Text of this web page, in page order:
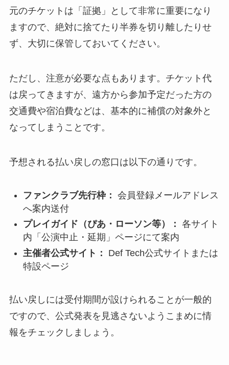
元のチケットは「証拠」として非常に重要になり
ますので、絶対に捨てたり半券を切り離したりせ
ず、大切に保管しておいてください。
ただし、注意が必要な点もあります。チケット代
は戻ってきますが、遠方から参加予定だった方の
交通費や宿泊費などは、基本的に補償の対象外と
なってしまうことです。
予想される払い戻しの窓口は以下の通りです。
ファンクラブ先行枠： 会員登録メールアドレス
へ案内送付
プレイガイド（ぴあ・ローソン等）： 各サイト
内「公演中止・延期」ページにて案内
主催者公式サイト：
Def Tech公式サイトまたは
特設ページ
払い戻しには受付期間が設けられることが一般的
ですので、公式発表を見逃さないようこまめに情
報をチェックしましょう。